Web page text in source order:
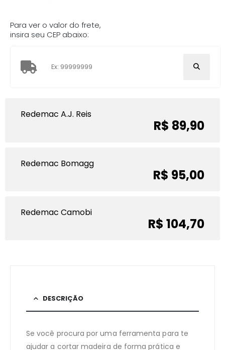
Para ver o valor do frete,
insira seu CEP abaixo:
Redemac A.J. Reis
R$ 89,90
Redemac Bomagg
R$ 95,00
Redemac Camobi
R$ 104,70
DESCRIÇÃO
Se você procura por uma ferramenta para te
ajudar a cortar madeira de forma prática e